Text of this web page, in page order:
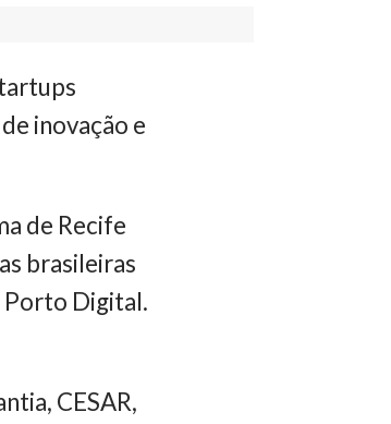
inovação e
de Recife
brasileiras
Porto Digital.
CESAR,